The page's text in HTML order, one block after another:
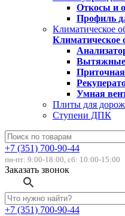
Откосы и
Профиль
Климатическое
Климатическое
Вытяжные
Умная
Плиты для
Ступени ДПК
+7 (351) 700-90-44
пн-пт: 9:00-18:00, сб: 10:00-15:00
Заказать звонок
+7 (351) 700-90-44